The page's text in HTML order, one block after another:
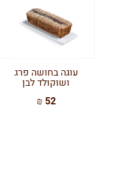
עוגה בחושה פרג
ושוקולד לבן
52 ₪